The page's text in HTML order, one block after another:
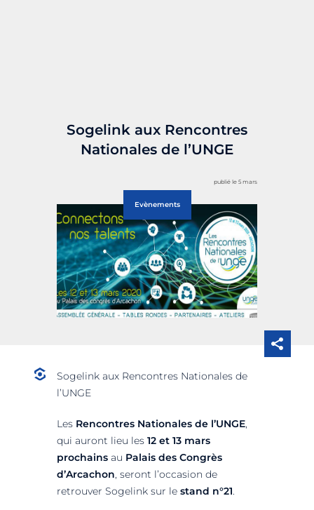
Sogelink aux Rencontres
Nationales de l’UNGE
publié le 5 mars
Evènements
Sogelink aux Rencontres Nationales de
l’UNGE
Les Rencontres Nationales de l’UNGE,
qui auront lieu les 12 et 13 mars
prochains au Palais des Congrès
d’Arcachon, seront l’occasion de
retrouver Sogelink sur le stand n°21.